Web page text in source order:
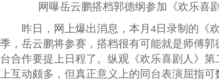
网曝岳云鹏搭档郭德纲参加《欢乐喜
昨日，网上爆出消息，本月4日录制的《
季，岳云鹏将参赛，搭档很有可能就是师傅
台合作要提上日程了。纵观《欢乐喜剧人》
上互动颇多，但真正意义上的同台表演屈指